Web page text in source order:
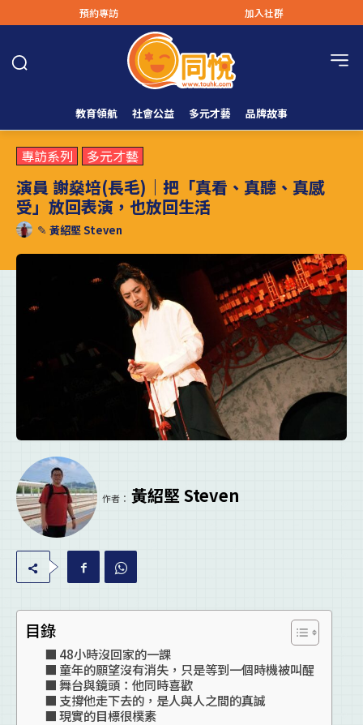
預約專訪 加入社群
教育領航 社會公益 多元才藝 品牌故事
專訪系列 多元才藝
演員 謝燊培(長毛)｜把「真看、真聽、真感
受」放回表演，也放回生活
✎ 黃紹堅 Steven
作者： 黃紹堅 Steven
目錄
48小時沒回家的一課
童年的願望沒有消失，只是等到一個時機被叫醒
舞台與鏡頭：他同時喜歡
支撐他走下去的，是人與人之間的真誠
現實的目標很樸素